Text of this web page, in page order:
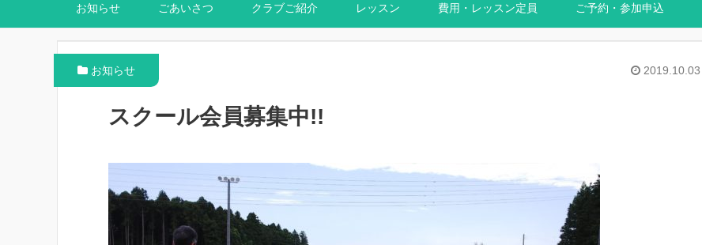
お知らせ ごあいさつ クラブご紹介 レッスン 費用・レッスン定員 ご予約・参加申込
2019.10.03
お知らせ
スクール会員募集中!!